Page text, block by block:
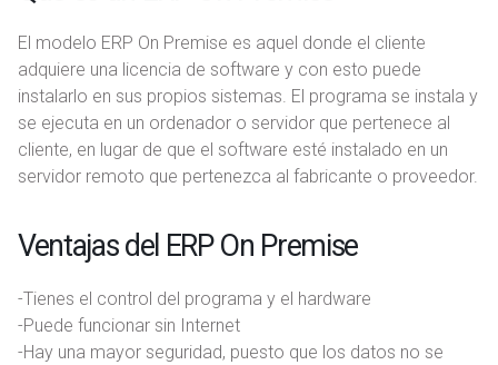
El modelo ERP On Premise es aquel donde el cliente
adquiere una licencia de software y con esto puede
instalarlo en sus propios sistemas. El programa se instala y
se ejecuta en un ordenador o servidor que pertenece al
cliente, en lugar de que el software esté instalado en un
servidor remoto que pertenezca al fabricante o proveedor.
Ventajas del ERP On Premise
-Tienes el control del programa y el hardware
-Puede funcionar sin Internet
-Hay una mayor seguridad, puesto que los datos no se